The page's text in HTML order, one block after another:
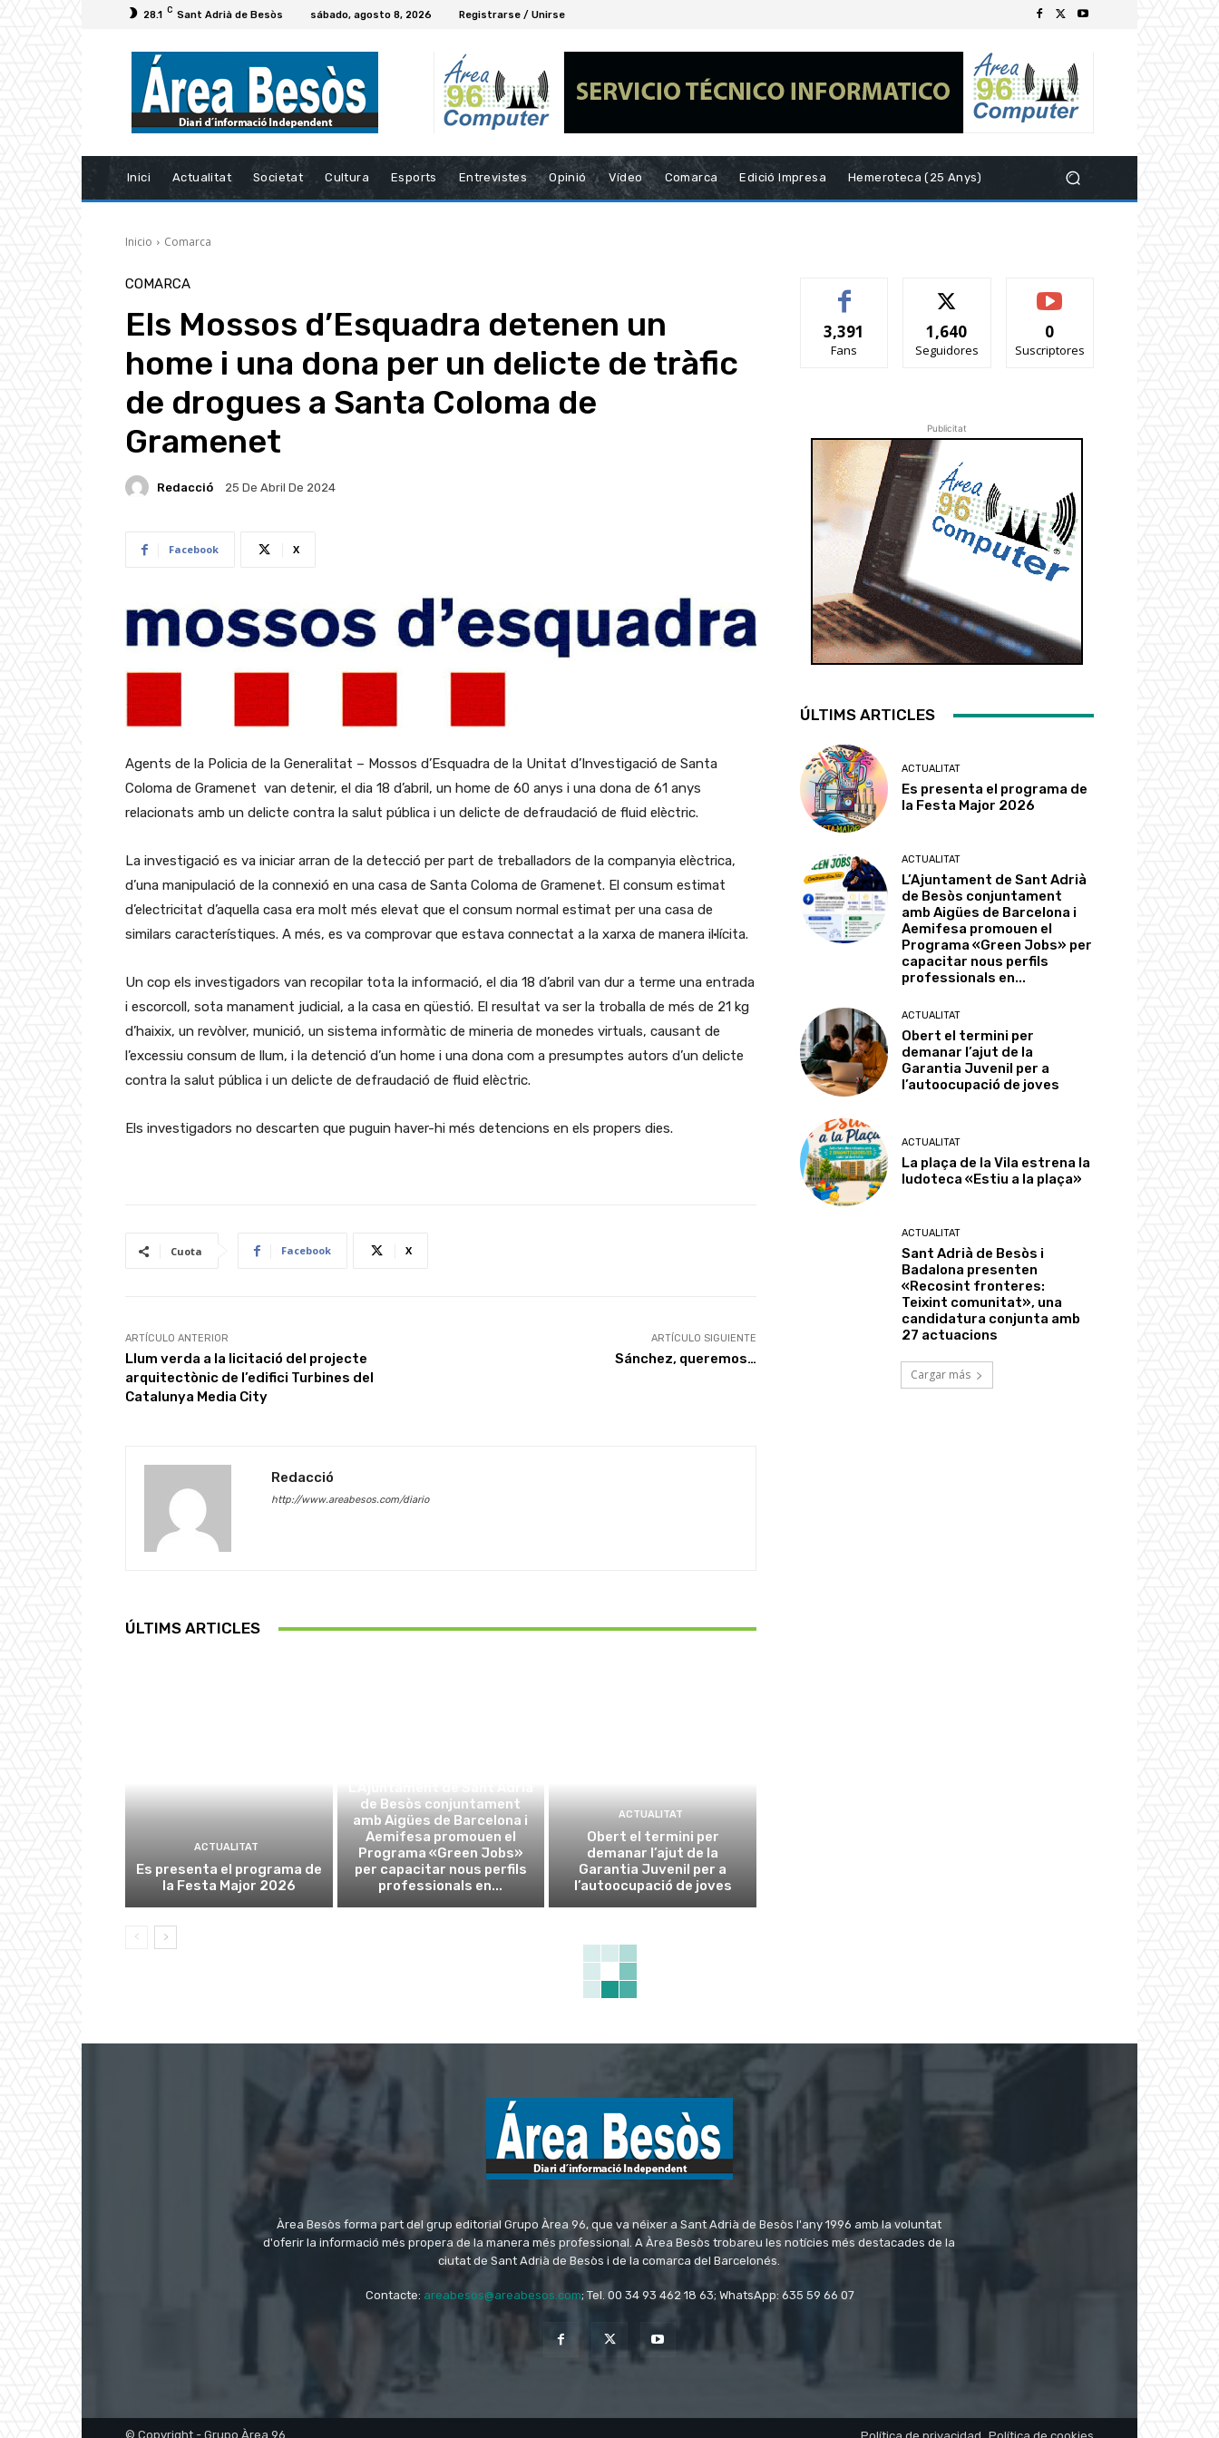
28.1 C Sant Adrià de Besòs sábado, agosto 8, 2026 Registrarse / Unirse
Inici Actualitat Societat Cultura Esports Entrevistes Opinió Vídeo Comarca Edició Impresa Hemeroteca (25 Anys)
Inicio Comarca
COMARCA
Els Mossos d’Esquadra detenen un
home i una dona per un delicte de tràfic
de drogues a Santa Coloma de
Gramenet
Redacció 25 De Abril De 2024
Facebook X
Agents de la Policia de la Generalitat – Mossos d’Esquadra de la Unitat d’Investigació de Santa
Coloma de Gramenet van detenir, el dia 18 d’abril, un home de 60 anys i una dona de 61 anys
relacionats amb un delicte contra la salut pública i un delicte de defraudació de fluid elèctric.
La investigació es va iniciar arran de la detecció per part de treballadors de la companyia elèctrica,
d’una manipulació de la connexió en una casa de Santa Coloma de Gramenet. El consum estimat
d’electricitat d’aquella casa era molt més elevat que el consum normal estimat per una casa de
similars característiques. A més, es va comprovar que estava connectat a la xarxa de manera il·lícita.
Un cop els investigadors van recopilar tota la informació, el dia 18 d’abril van dur a terme una entrada
i escorcoll, sota manament judicial, a la casa en qüestió. El resultat va ser la troballa de més de 21 kg
d’haixix, un revòlver, munició, un sistema informàtic de mineria de monedes virtuals, causant de
l’excessiu consum de llum, i la detenció d’un home i una dona com a presumptes autors d’un delicte
contra la salut pública i un delicte de defraudació de fluid elèctric.
Els investigadors no descarten que puguin haver-hi més detencions en els propers dies.
Cuota Facebook X
ARTÍCULO ANTERIOR
Llum verda a la licitació del projecte
arquitectònic de l’edifici Turbines del
Catalunya Media City
ARTÍCULO SIGUIENTE
Sánchez, queremos…
Redacció
http://www.areabesos.com/diario
ÚLTIMS ARTICLES
ACTUALITAT
Es presenta el programa de
la Festa Major 2026
de Besòs conjuntament
amb Aigües de Barcelona i
Aemifesa promouen el
Programa «Green Jobs»
per capacitar nous perfils
professionals en...
ACTUALITAT
Obert el termini per
demanar l’ajut de la
Garantia Juvenil per a
l’autoocupació de joves
3,391
Fans
1,640
Seguidores
0
Suscriptores
Publicitat
ÚLTIMS ARTICLES
ACTUALITAT
Es presenta el programa de
la Festa Major 2026
ACTUALITAT
L’Ajuntament de Sant Adrià
de Besòs conjuntament
amb Aigües de Barcelona i
Aemifesa promouen el
Programa «Green Jobs» per
capacitar nous perfils
professionals en...
ACTUALITAT
Obert el termini per
demanar l’ajut de la
Garantia Juvenil per a
l’autoocupació de joves
ACTUALITAT
La plaça de la Vila estrena la
ludoteca «Estiu a la plaça»
ACTUALITAT
Sant Adrià de Besòs i
Badalona presenten
«Recosint fronteres:
Teixint comunitat», una
candidatura conjunta amb
27 actuacions
Cargar más
Àrea Besòs forma part del grup editorial Grupo Àrea 96, que va néixer a Sant Adrià de Besòs l'any 1996 amb la voluntat
d'oferir la informació més propera de la manera més professional. A Àrea Besòs trobareu les notícies més destacades de la
ciutat de Sant Adrià de Besòs i de la comarca del Barcelonés.
Contacte: areabesos@areabesos.com; Tel. 00 34 93 462 18 63; WhatsApp: 635 59 66 07
© Copyright - Grupo Àrea 96